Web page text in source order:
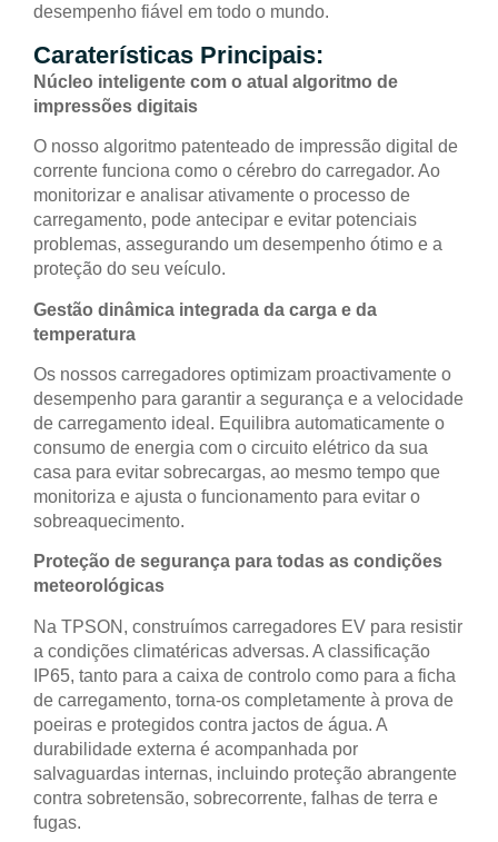
desempenho fiável em todo o mundo.
Caraterísticas Principais:
Núcleo inteligente com o atual algoritmo de
impressões digitais
O nosso algoritmo patenteado de impressão digital de
corrente funciona como o cérebro do carregador. Ao
monitorizar e analisar ativamente o processo de
carregamento, pode antecipar e evitar potenciais
problemas, assegurando um desempenho ótimo e a
proteção do seu veículo.
Gestão dinâmica integrada da carga e da
temperatura
Os nossos carregadores optimizam proactivamente o
desempenho para garantir a segurança e a velocidade
de carregamento ideal. Equilibra automaticamente o
consumo de energia com o circuito elétrico da sua
casa para evitar sobrecargas, ao mesmo tempo que
monitoriza e ajusta o funcionamento para evitar o
sobreaquecimento.
Proteção de segurança para todas as condições
meteorológicas
Na TPSON, construímos carregadores EV para resistir
a condições climatéricas adversas. A classificação
IP65, tanto para a caixa de controlo como para a ficha
de carregamento, torna-os completamente à prova de
poeiras e protegidos contra jactos de água. A
durabilidade externa é acompanhada por
salvaguardas internas, incluindo proteção abrangente
contra sobretensão, sobrecorrente, falhas de terra e
fugas.